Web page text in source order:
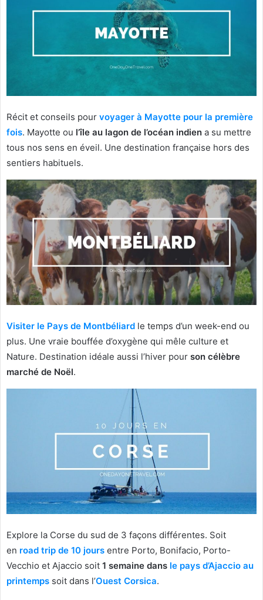
Récit et conseils pour voyager à Mayotte pour la première
fois. Mayotte ou l’île au lagon de l’océan indien a su mettre
tous nos sens en éveil. Une destination française hors des
sentiers habituels.
Visiter le Pays de Montbéliard le temps d’un week-end ou
plus. Une vraie bouffée d’oxygène qui mêle culture et
Nature. Destination idéale aussi l’hiver pour son célèbre
marché de Noël.
Explore la Corse du sud de 3 façons différentes. Soit
en road trip de 10 jours entre Porto, Bonifacio, Porto-
Vecchio et Ajaccio soit 1 semaine dans le pays d’Ajaccio au
printemps soit dans l’Ouest Corsica.